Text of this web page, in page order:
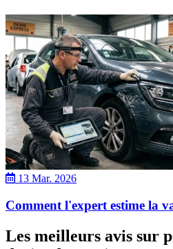
13 Mar. 2026
Comment l'expert estime la
Les meilleurs avis sur